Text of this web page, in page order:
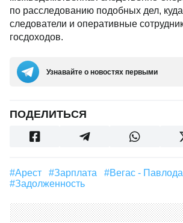
по расследованию подобных дел,
следователи и оперативные
госдоходов.
Узнавайте о новостях первыми
ПОДЕЛИТЬСЯ
#арест #зарплата
#Вегас -
#Задолженность